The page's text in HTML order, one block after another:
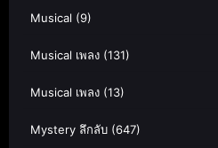
Musical (9)
Musical เพลง (131)
Musical เพลง (13)
Mystery ลึกลับ (647)